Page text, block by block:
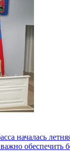
началась
обеспечить